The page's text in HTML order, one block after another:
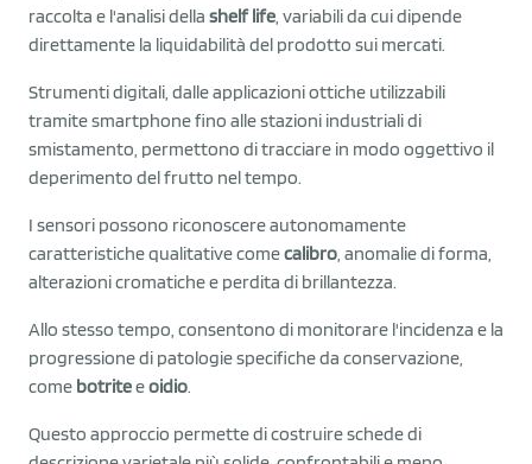
raccolta e l'analisi della shelf life , variabili da cui dipende
direttamente la liquidabilità del prodotto sui mercati.
Strumenti digitali, dalle applicazioni ottiche utilizzabili
tramite smartphone fino alle stazioni industriali di
smistamento, permettono di tracciare in modo oggettivo il
deperimento del frutto nel tempo.
I sensori possono riconoscere autonomamente
caratteristiche qualitative comecalibro , anomalie di forma,
alterazioni cromatiche e perdita di brillantezza.
Allo stesso tempo, consentono di monitorare l'incidenza e la
progressione di patologie specifiche da conservazione,
come botriteeoidio.
Questo approccio permette di costruire schede di